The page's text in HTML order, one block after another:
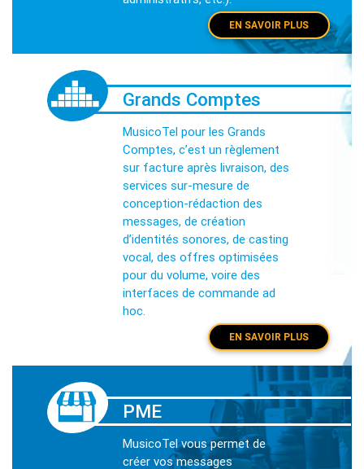
EN SAVOIR PLUS
Grands Comptes
MusicoTel pour les Grands
Comptes, c’est un règlement
sur facture après livraison, des
services sur-mesure de
conception-rédaction des
messages, de création
d’identités sonores, de casting
vocal, des offres optimisées
pour du volume, voire des
interfaces de commande ad
hoc.
EN SAVOIR PLUS
PME
MusicoTel vous permet de
créer vos messages